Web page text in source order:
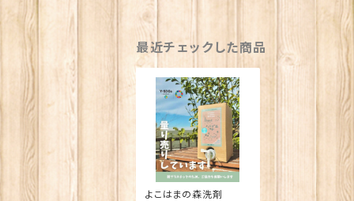
最近チェックした商品
よこはまの森洗剤